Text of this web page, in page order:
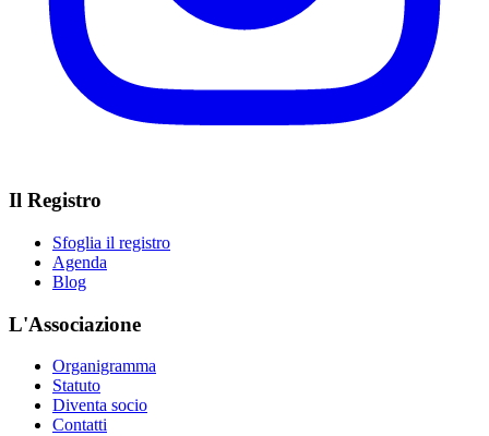
Il Registro
Sfoglia il registro
Agenda
Blog
L'Associazione
Organigramma
Statuto
Diventa socio
Contatti